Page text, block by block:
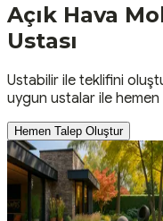
Açık Hava
Ustası
Ustabilir ile teklifini
uygun ustalar ile hemen
Hemen Talep Oluştur